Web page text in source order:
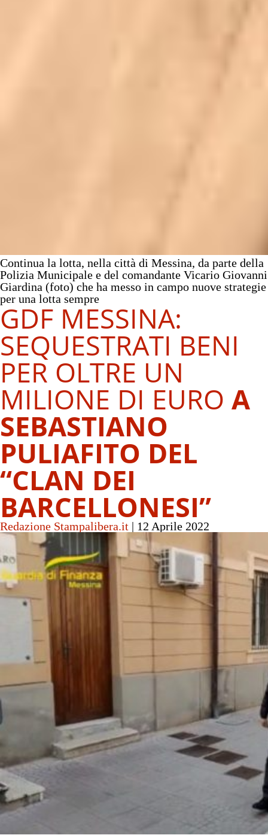
Continua la lotta, nella città di Messina, da parte della
Polizia Municipale e del comandante Vicario Giovanni
Giardina (foto) che ha messo in campo nuove strategie
per una lotta sempre
GDF MESSINA:
SEQUESTRATI BENI
PER OLTRE UN
MILIONE DI EURO A
SEBASTIANO
PULIAFITO DEL
“CLAN DEI
BARCELLONESI”
Redazione Stampalibera.it | 12 Aprile 2022